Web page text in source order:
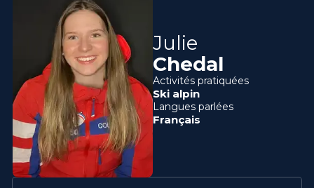
Julie
Chedal
Activités pratiquées
Ski alpin
Langues parlées
Français